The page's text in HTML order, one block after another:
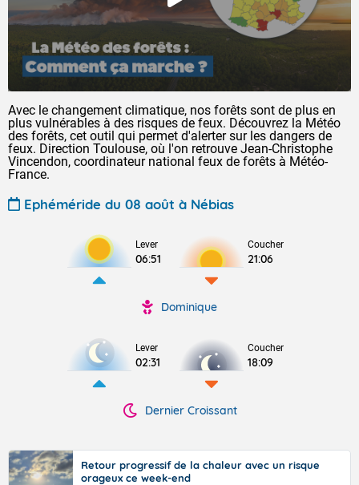
Avec le changement climatique, nos forêts sont de plus en
plus vulnérables à des risques de feux. Découvrez la Météo
des forêts, cet outil qui permet d'alerter sur les dangers de
feux. Direction Toulouse, où l'on retrouve Jean-Christophe
Vincendon, coordinateur national feux de forêts à Météo-
France.
Ephéméride du 08 août à Nébias
Lever
06:51
Coucher
21:06
Dominique
Lever
02:31
Coucher
18:09
Dernier Croissant
Retour progressif de la chaleur avec un risque
orageux ce week-end